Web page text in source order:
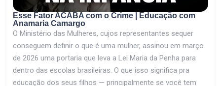
Esse Fator ACABA com o Crime | Educação com
Anamaria Camargo
O Ministério das Mulheres, cujos representantes sequer
conseguem definir o que é uma mulher, assinou em março
de 2026 uma portaria que leva a Lei Maria da Penha para
dentro das escolas brasileiras. O que isso significa pra
educação dos seus filhos — principalmente se você tem